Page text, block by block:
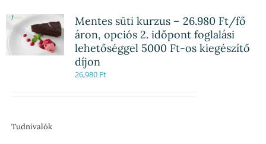
Mentes süti kurzus – 26.980 Ft/fő
áron, opciós 2. időpont foglalási
lehetőséggel 5000 Ft-os kiegészítő
díjon
26,980 Ft
Tudnivalók